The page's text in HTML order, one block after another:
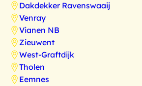
Dakdekker Ravenswaaij
Venray
Vianen NB
Zieuwent
West-Graftdijk
Tholen
Eemnes